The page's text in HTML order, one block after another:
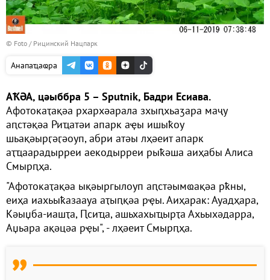
© Foto / Рицинский Нацпарк
Анапаҵаҩра
АҞӘА, цәыббра 5 – Sputnik, Бадри Есиава.
Афотокаҭақәа рхархәарала зхыԥхьаӡара маҷу
аԥстәқәа Риҵатәи апарк аҿы ишыҟоу
шьақәырӷәӷәоуп, абри атәы лҳәеит апарк
аҭҵаарадырреи аекодырреи рыҟәша аиҳабы Алиса
Смырԥҳа.
"Афотокаҭақәа ықәыргылоуп аԥстәымҩақәа рҟны,
еиҳа иахьыҟазаауа аҭыԥқәа рҿы. Аиҳарак: Ауадҳара,
Кәыџба-иашҭа, Ԥсиҵа, ашьхахыҵырҭа Ахьыхәдарра,
Аџьара ақәцәа рҿы", - лҳәеит Смырԥҳа.